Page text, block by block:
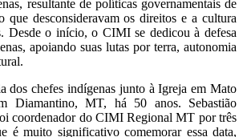
resultante de políticas governamentais de
que desconsideravam os direitos e a cultura
Desde o início, o CIMI se dedicou à defesa
apoiando suas lutas por terra, autonomia
dos chefes indígenas junto à Igreja em Mato
Diamantino, MT, há 50 anos. Sebastião
coordenador do CIMI Regional MT por três
é muito significativo comemorar essa data,